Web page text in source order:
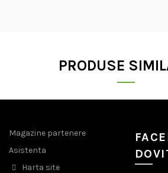
PRODUSE
Magazine partenere
Asistenta
Harta site